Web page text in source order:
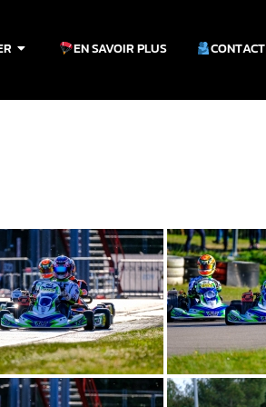
EN SAVOIR PLUS CONTACT